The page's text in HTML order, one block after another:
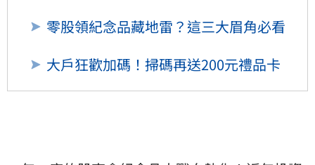
零股領紀念品藏地雷？這三大眉角必看
大戶狂歡加碼！掃碼再送200元禮品卡